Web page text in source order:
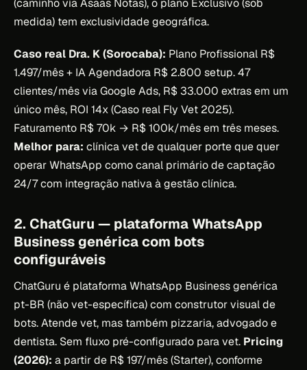
medida) tem exclusividade geográfica.
Caso real Dra. K (Sorocaba): Plano Profissional R$
1.497/mês + IA Agendadora R$ 2.800 setup. 47
clientes/mês via Google Ads, R$ 33.000 extras em um
único mês, ROI 14x (Caso real Fly Vet 2025).
Faturamento R$ 70k → R$ 100k/mês em três meses.
Melhor para: clínica vet de qualquer porte que quer
operar WhatsApp como canal primário de captação
24/7 com integração nativa à gestão clínica.
2. ChatGuru — plataforma WhatsApp
Business genérica com bots
configuráveis
ChatGuru é plataforma WhatsApp Business genérica
pt-BR (não vet-específica) com construtor visual de
bots. Atende vet, mas também pizzaria, advogado e
dentista. Sem fluxo pré-configurado para vet. Pricing
(2026): a partir de R$ 197/mês (Starter), conforme